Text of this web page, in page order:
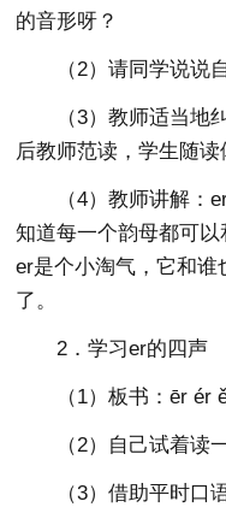
的音形呀？
（2）请同学说说自
（3）教师适当地纠
后教师范读，学生随读
（4）教师讲解：er
知道每一个韵母都可以
er是个小淘气，它和
了。
2．学习er的四声
（1）板书：ēr ér
（2）自己试着读一
（3）借助平时口语